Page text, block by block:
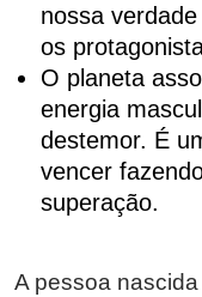
nossa
os
O planeta
energia
destemor. É
vencer
superação.
A pessoa